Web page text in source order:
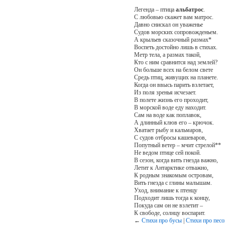
Легенда – птицаальбатрос.
С любовью скажет вам матрос.
Давно снискал он уваженье
Судов морских сопровожденьем.
А крыльев сказочный размах*
Воспеть достойно лишь в стихах.
Метр тела, а размах такой,
Кто с ним сравнится над землей?
Он больше всех на белом свете
Средь птиц, живущих на планете.
Когда он ввысь парить взлетает,
Из поля зренья исчезает.
В полете жизнь его проходит,
В морской воде еду находит.
Сам на воде как поплавок,
А длинный клюв его – крючок.
Хватает рыбу и кальмаров,
С судов отбросы кашеваров,
Попутный ветер – мчит стрелой**
Не ведом птице сей покой.
В сезон, когда вить гнезда важно,
Летит к Антарктике отважно,
К родным знакомым островам,
Вить гнезда с глины малышам.
Уход, внимание к птенцу
Подходит лишь тогда к концу,
Покуда сам он не взлетит –
К свободе, солнцу воспарит.
←Стихи про бусы |Стихи про